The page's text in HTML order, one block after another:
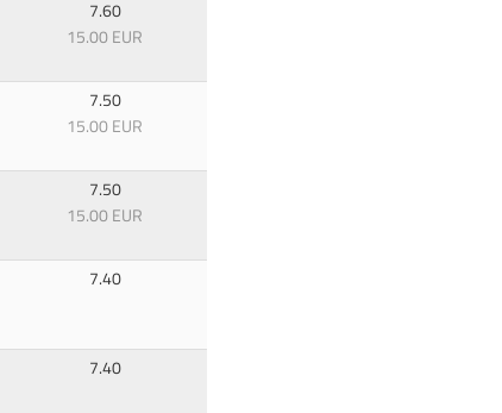
7.60
15.00 EUR
7.50
15.00 EUR
7.50
15.00 EUR
7.40
7.40